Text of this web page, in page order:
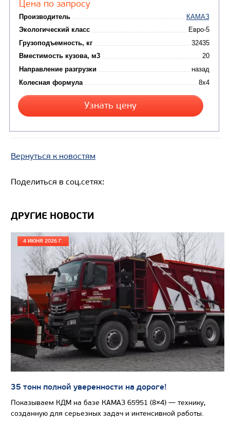
Цена по запросу
Производитель
Экологический класс
Грузоподъемность, кг
Вместимость кузова, м3
Направление разгрузки
Колесная формула
Цена по запросу
Вернуться к новостям
Поделиться в соц.сетях:
ДРУГИЕ НОВОСТИ
4 ИЮНЯ 2026 Г.
35 тонн полной уверенности на дороге!
Показываем КДМ на базе КАМАЗ 65951 (8×4) — технику,
созданную для серьезных задач и интенсивной работы.